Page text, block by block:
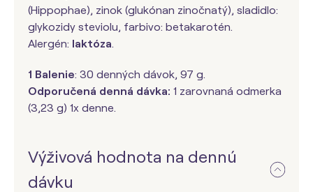
(Hippophae), zinok (glukónan zinočnatý), sladidlo:
glykozidy steviolu, farbivo: betakarotén.
Alergén: laktóza.
1 Balenie: 30 denných dávok, 97 g.
Odporučená denná dávka: 1 zarovnaná odmerka
(3,23 g) 1x denne.
Výživová hodnota na dennú
dávku